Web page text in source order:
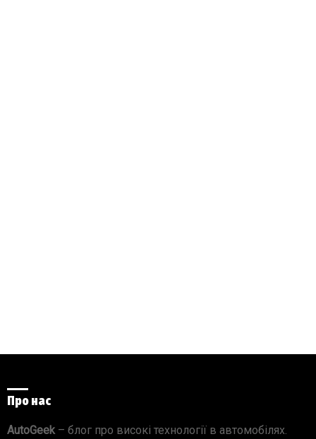
Про нас
AutoGeek – блог про високі технології в автомобілях.